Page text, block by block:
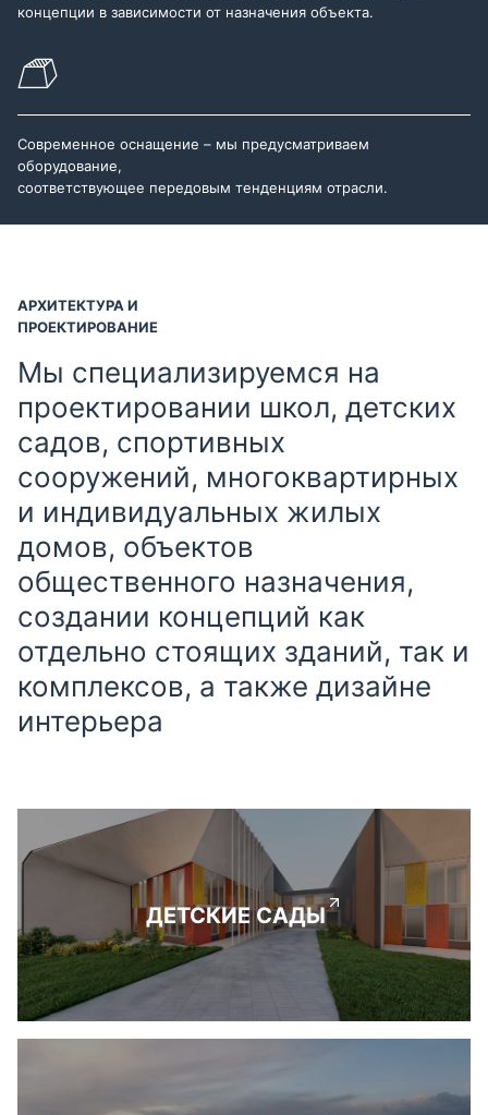
концепции в зависимости от назначения объекта.
Современное оснащение – мы предусматриваем
оборудование,
соответствующее передовым тенденциям отрасли.
АРХИТЕКТУРА И
ПРОЕКТИРОВАНИЕ
Мы специализируемся на
проектировании школ, детских
садов, спортивных
сооружений, многоквартирных
и индивидуальных жилых
домов, объектов
общественного назначения,
создании концепций как
отдельно стоящих зданий, так и
комплексов, а также дизайне
интерьера
ДЕТСКИЕ САДЫ